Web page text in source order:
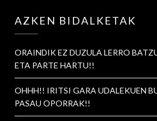
AZKEN BIDALKETAK
ORAINDIK EZ DUZULA LERRO
ETA PARTE HARTU!!
OHHH!! IRITSI GARA UDALEKUEN
PASAU OPORRAK!!